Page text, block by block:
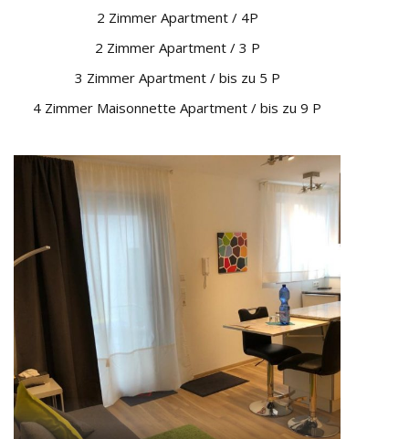
2 Zimmer Apartment / 4P
2 Zimmer Apartment / 3 P
3 Zimmer Apartment / bis zu 5 P
4 Zimmer Maisonnette Apartment / bis zu 9 P